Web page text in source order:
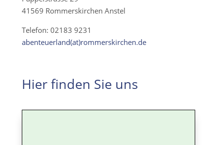
41569 Rommerskirchen Anstel
Telefon: 02183 9231
abenteuerland(at)rommerskirchen.de
Hier finden Sie uns